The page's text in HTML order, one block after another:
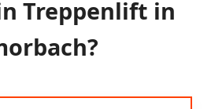
Treppenlift in